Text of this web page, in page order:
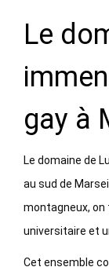
Le
gay à
Le domaine de
au sud de
montagneux, on
universitaire et
Cet ensemble